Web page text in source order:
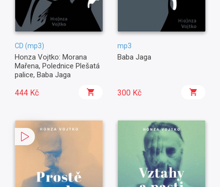
CD (mp3)
Honza Vojtko: Morana
Mařena, Polednice Plešatá
palice, Baba Jaga
444 Kč
mp3
Baba Jaga
300 Kč